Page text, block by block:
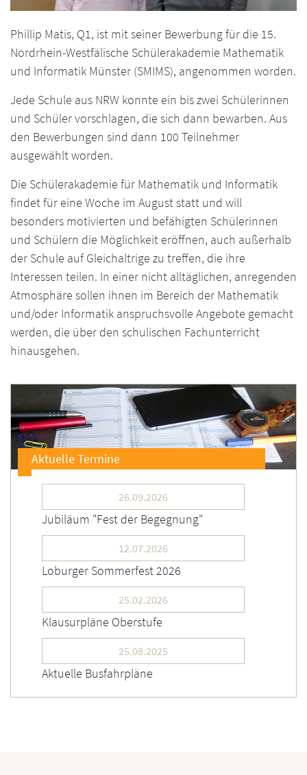
Phillip Matis, Q1, ist mit seiner Bewerbung für die 15.
Nordrhein-Westfälische Schülerakademie Mathematik
und Informatik Münster (SMIMS), angenommen worden.
Jede Schule aus NRW konnte ein bis zwei Schülerinnen
und Schüler vorschlagen, die sich dann bewarben. Aus
den Bewerbungen sind dann 100 Teilnehmer
ausgewählt worden.
Die Schülerakademie für Mathematik und Informatik
findet für eine Woche im August statt und will
besonders motivierten und befähigten Schülerinnen
und Schülern die Möglichkeit eröffnen, auch außerhalb
der Schule auf Gleichaltrige zu treffen, die ihre
Interessen teilen. In einer nicht alltägli­chen, anregenden
Atmosphäre sollen ihnen im Bereich der Mathematik
und/oder Informa­tik anspruchsvolle Angebote gemacht
werden, die über den schulischen Fachunter­richt
hinausgehen.
Aktuelle Termine
26.09.2026
Jubiläum "Fest der Begegnung"
12.07.2026
Loburger Sommerfest 2026
25.02.2026
Klausurpläne Oberstufe
25.08.2025
Aktuelle Busfahrpläne